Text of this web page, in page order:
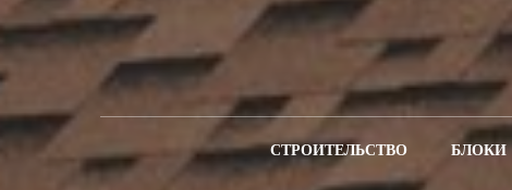
СТРОИТЕЛЬСТВО БЛОКИ